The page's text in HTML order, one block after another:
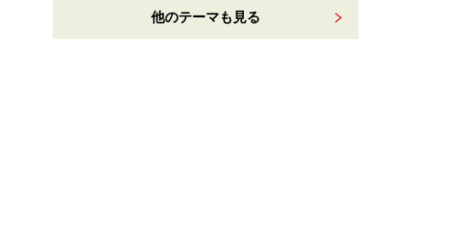
他のテーマも見る